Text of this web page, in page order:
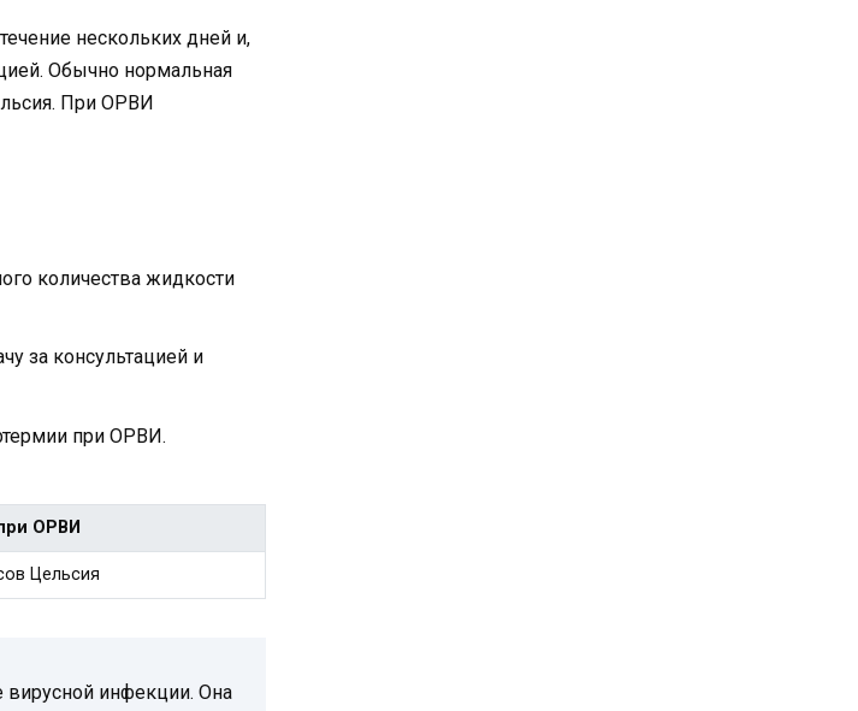
нескольких дней и,
Обычно нормальная
При ОРВИ
количества жидкости
за консультацией и
при ОРВИ.
ОРВИ
Цельсия
вирусной инфекции. Она